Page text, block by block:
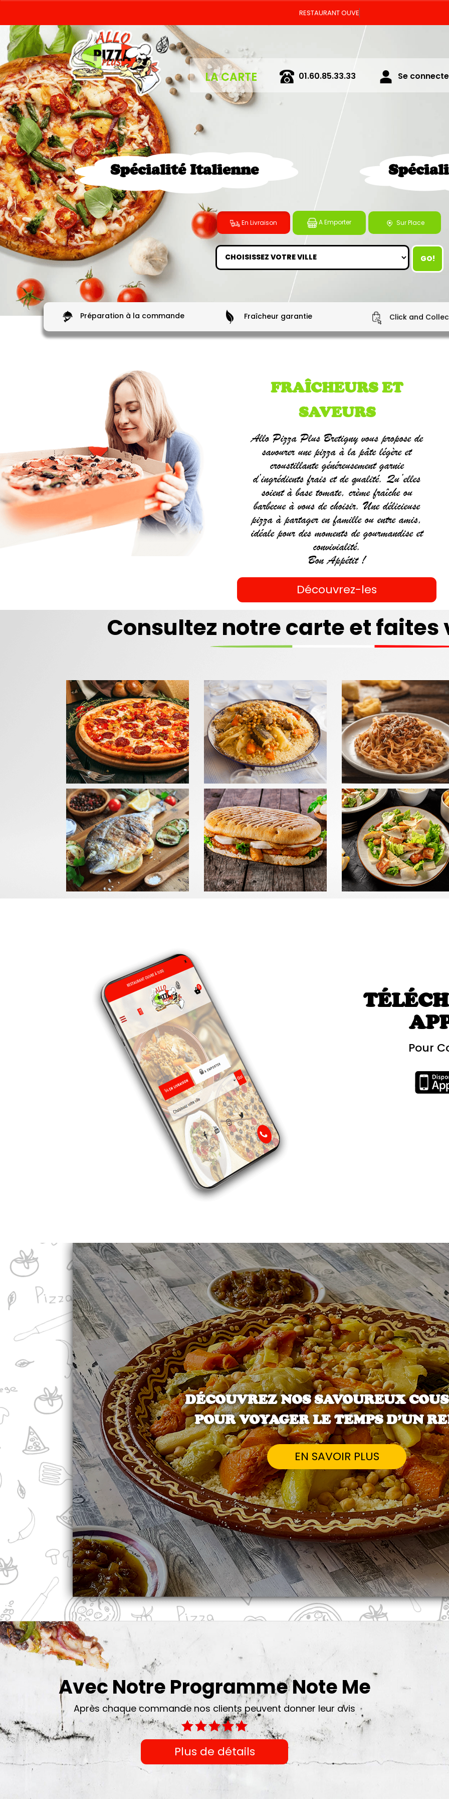
Vous pouvez
LA CARTE 01.60.85.33.33 Se
Spécialité Italienne
En Livraison A Emporter Sur Place
GO!
Préparation à la commande Fraîcheur garantie Click and
FRAÎCHEURS ET
SAVEURS
Allo Pizza Plus Bretigny vous propose de
savourer une pizza à la pâte légère et
croustillante généreusement garnie
d’ingrédients frais et de qualité. Qu’elles
soient à base tomate, crème fraîche ou
barbecue à vous de choisir. Une délicieuse
pizza à partager en famille ou entre amis,
idéale pour des moments de gourmandise et
convivialité.
Bon Appétit !
Découvrez-les
Consultez notre carte et faites
Commander Commander
GRILLADES
Commander
PANINIS
Commander
Pour
DÉCOUVREZ NOS SAVOUREUX
POUR VOYAGER LE TEMPS D’UN
EN SAVOIR PLUS
Avec Notre Programme Note Me
Après chaque commande nos clients peuvent donner leur avis
Plus de détails